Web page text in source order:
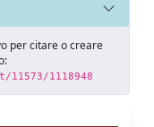
per citare o creare
1118948